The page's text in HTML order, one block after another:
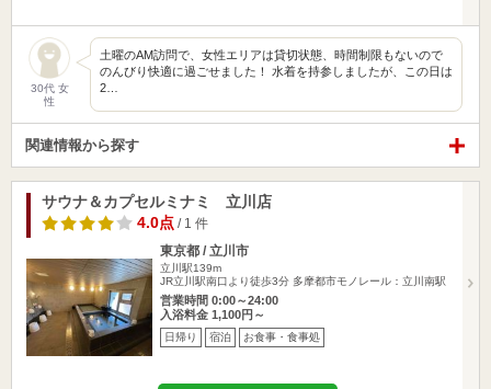
30代 女
性
土曜のAM訪問で、女性エリアは貸切状態、時間制限もないので
のんびり快適に過ごせました！ 水着を持参しましたが、この日は
2…
関連情報から探す
サウナ＆カプセルミナミ 立川店
4.0点 / 1 件
東京都 / 立川市
立川駅139m
JR立川駅南口より徒歩3分 多摩都市モノレール：立川南駅
営業時間 0:00～24:00
入浴料金 1,100円～
日帰り 宿泊 お食事・食事処